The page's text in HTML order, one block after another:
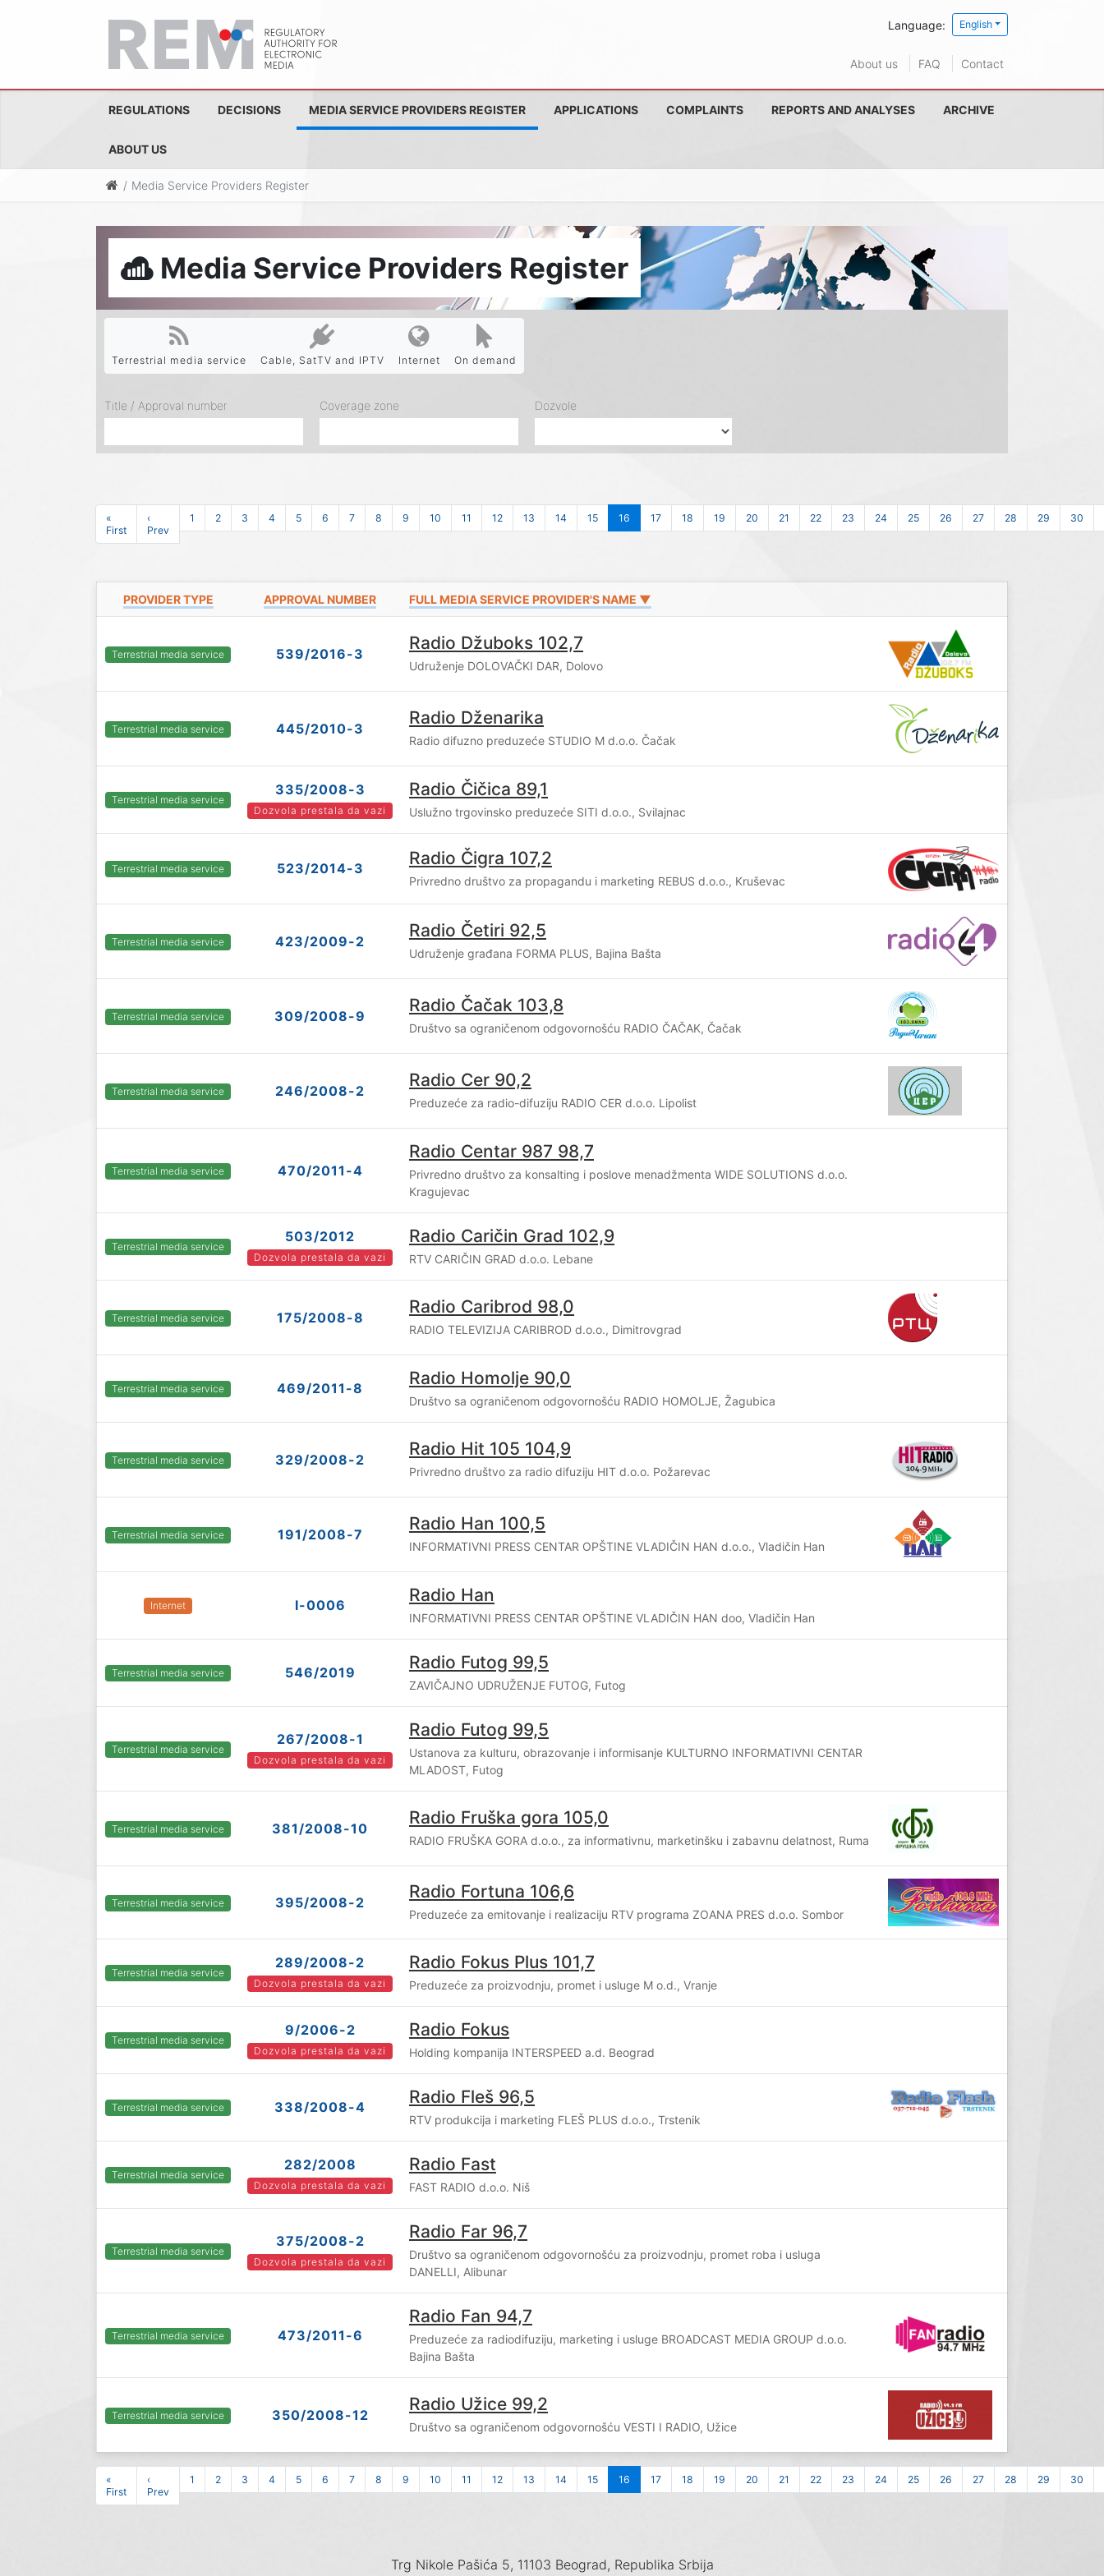
Language: English
About us FAQ Contact
REGULATIONS DECISIONS MEDIA SERVICE PROVIDERS REGISTER APPLICATIONS COMPLAINTS REPORTS AND ANALYSES ARCHIVE
ABOUT US
Media Service Providers Register
Media Service Providers Register
Terrestrial media service Cable, SatTV and IPTV Internet On demand
Title / Approval number Coverage zone Dozvole
«
First
‹
Prev
1 2 3 4 5 6 7 8 9 10 11 12 13 14 15 16 17 18 19 20 21 22 23 24 25 26 27 28 29 30
PROVIDER TYPE APPROVAL NUMBER FULL MEDIA SERVICE PROVIDER'S NAME ▼
Terrestrial media service 539/2016-3
Radio Džuboks 102,7
Udruženje DOLOVAČKI DAR, Dolovo
Terrestrial media service 445/2010-3
Radio Dženarika
Radio difuzno preduzeće STUDIO M d.o.o. Čačak
Terrestrial media service
335/2008-3
Dozvola prestala da vazi
Radio Čičica 89,1
Uslužno trgovinsko preduzeće SITI d.o.o., Svilajnac
Terrestrial media service 523/2014-3 Radio Čigra 107,2
Privredno društvo za propagandu i marketing REBUS d.o.o., Kruševac
Terrestrial media service 423/2009-2
Radio Četiri 92,5
Udruženje građana FORMA PLUS, Bajina Bašta
Terrestrial media service 309/2008-9
Radio Čačak 103,8
Društvo sa ograničenom odgovornošću RADIO ČAČAK, Čačak
Terrestrial media service 246/2008-2
Radio Cer 90,2
Preduzeće za radio-difuziju RADIO CER d.o.o. Lipolist
Terrestrial media service 470/2011-4
Radio Centar 987 98,7
Privredno društvo za konsalting i poslove menadžmenta WIDE SOLUTIONS d.o.o.
Kragujevac
Terrestrial media service
503/2012
Dozvola prestala da vazi
Radio Caričin Grad 102,9
RTV CARIČIN GRAD d.o.o. Lebane
Terrestrial media service 175/2008-8
Radio Caribrod 98,0
RADIO TELEVIZIJA CARIBROD d.o.o., Dimitrovgrad
Terrestrial media service 469/2011-8 Radio Homolje 90,0
Društvo sa ograničenom odgovornošću RADIO HOMOLJE, Žagubica
Terrestrial media service 329/2008-2
Radio Hit 105 104,9
Privredno društvo za radio difuziju HIT d.o.o. Požarevac
Terrestrial media service 191/2008-7
Radio Han 100,5
INFORMATIVNI PRESS CENTAR OPŠTINE VLADIČIN HAN d.o.o., Vladičin Han
Internet I-0006 Radio Han
INFORMATIVNI PRESS CENTAR OPŠTINE VLADIČIN HAN doo, Vladičin Han
Terrestrial media service 546/2019 Radio Futog 99,5
ZAVIČAJNO UDRUŽENJE FUTOG, Futog
Terrestrial media service
267/2008-1
Dozvola prestala da vazi
Radio Futog 99,5
Ustanova za kulturu, obrazovanje i informisanje KULTURNO INFORMATIVNI CENTAR
MLADOST, Futog
Terrestrial media service 381/2008-10
Radio Fruška gora 105,0
RADIO FRUŠKA GORA d.o.o., za informativnu, marketinšku i zabavnu delatnost, Ruma
Terrestrial media service 395/2008-2
Radio Fortuna 106,6
Preduzeće za emitovanje i realizaciju RTV programa ZOANA PRES d.o.o. Sombor
Terrestrial media service
289/2008-2
Dozvola prestala da vazi
Radio Fokus Plus 101,7
Preduzeće za proizvodnju, promet i usluge M o.d., Vranje
Terrestrial media service
9/2006-2
Dozvola prestala da vazi
Radio Fokus
Holding kompanija INTERSPEED a.d. Beograd
Terrestrial media service 338/2008-4 Radio Fleš 96,5
RTV produkcija i marketing FLEŠ PLUS d.o.o., Trstenik
Terrestrial media service
282/2008
Dozvola prestala da vazi
Radio Fast
FAST RADIO d.o.o. Niš
Terrestrial media service
375/2008-2
Dozvola prestala da vazi
Radio Far 96,7
Društvo sa ograničenom odgovornošću za proizvodnju, promet roba i usluga
DANELLI, Alibunar
Terrestrial media service 473/2011-6
Radio Fan 94,7
Preduzeće za radiodifuziju, marketing i usluge BROADCAST MEDIA GROUP d.o.o.
Bajina Bašta
Terrestrial media service 350/2008-12
Radio Užice 99,2
Društvo sa ograničenom odgovornošću VESTI I RADIO, Užice
«
First
‹
Prev
1 2 3 4 5 6 7 8 9 10 11 12 13 14 15 16 17 18 19 20 21 22 23 24 25 26 27 28 29 30
Trg Nikole Pašića 5, 11103 Beograd, Republika Srbija